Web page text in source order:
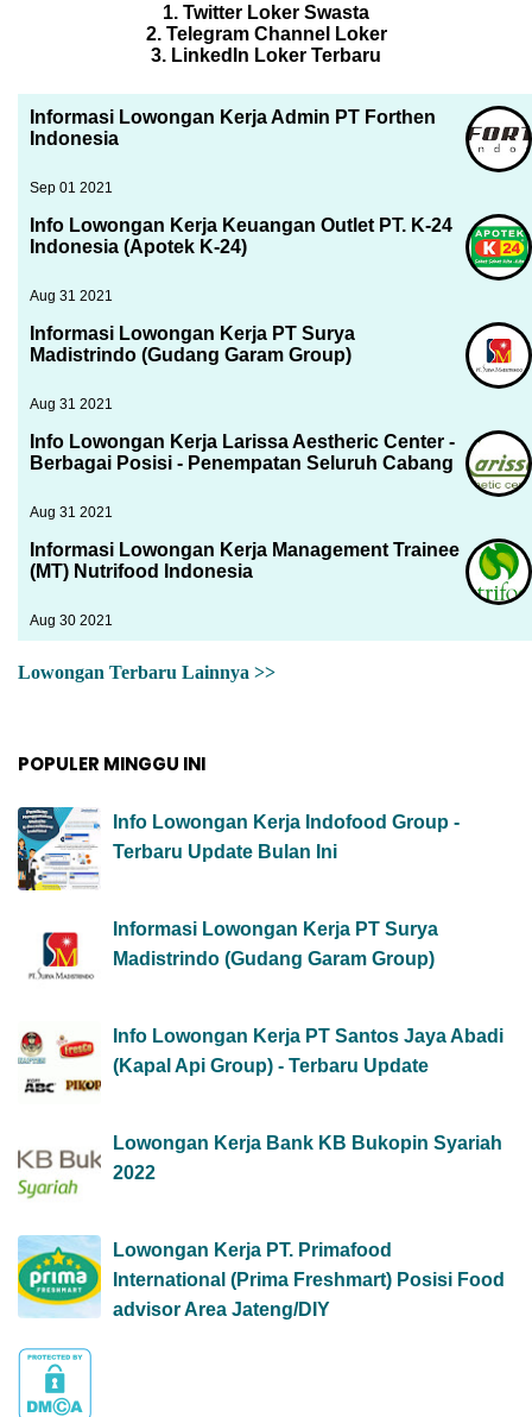
1. Twitter Loker Swasta
2. Telegram Channel Loker
3. LinkedIn Loker Terbaru
Informasi Lowongan Kerja Admin PT Forthen
Indonesia
Sep 01 2021
Info Lowongan Kerja Keuangan Outlet PT. K-24
Indonesia (Apotek K-24)
Aug 31 2021
Informasi Lowongan Kerja PT Surya
Madistrindo (Gudang Garam Group)
Aug 31 2021
Info Lowongan Kerja Larissa Aestheric Center -
Berbagai Posisi - Penempatan Seluruh Cabang
Aug 31 2021
Informasi Lowongan Kerja Management Trainee
(MT) Nutrifood Indonesia
Aug 30 2021
Lowongan Terbaru Lainnya >>
POPULER MINGGU INI
Info Lowongan Kerja Indofood Group -
Terbaru Update Bulan Ini
Informasi Lowongan Kerja PT Surya
Madistrindo (Gudang Garam Group)
Info Lowongan Kerja PT Santos Jaya Abadi
(Kapal Api Group) - Terbaru Update
Lowongan Kerja Bank KB Bukopin Syariah
2022
Lowongan Kerja PT. Primafood
International (Prima Freshmart) Posisi Food
advisor Area Jateng/DIY